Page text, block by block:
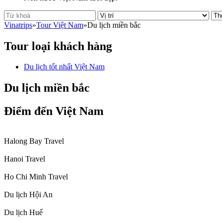
Vinatrips»Tour Việt Nam»Du lịch miền bắc
Tour loại khách hàng
Du lịch tốt nhất Việt Nam
Du lịch miền bắc
Điểm đến Việt Nam
Halong Bay Travel
Hanoi Travel
Ho Chi Minh Travel
Du lịch Hội An
Du lịch Huế